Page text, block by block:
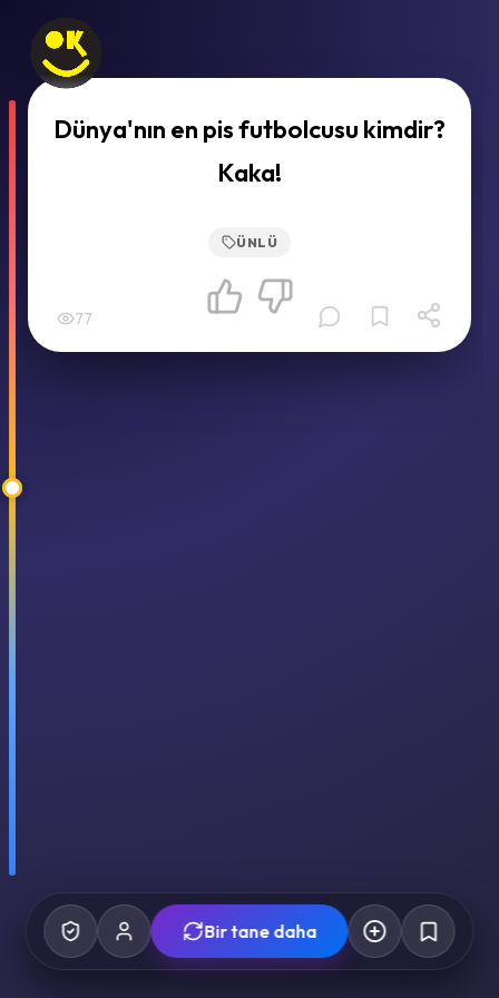
Dünya'nın en pis futbolcusu kimdir?
Kaka!
ÜNLÜ
77
Bir tane daha